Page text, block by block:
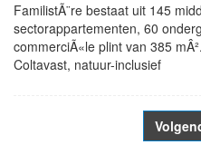
FamilistÃ¨re bestaat uit 145
sectorappartementen, 60
commerciÃ«le plint van 385
Coltavast, natuur-inclusief